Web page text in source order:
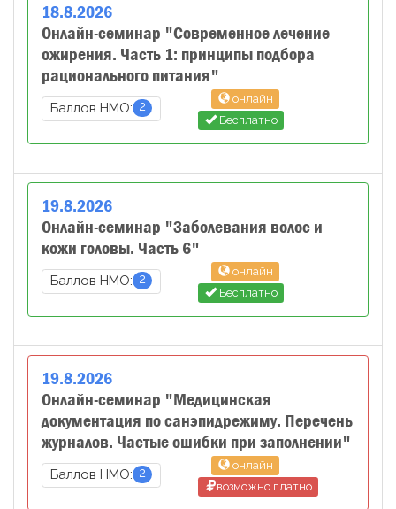
18.8.2026
Онлайн-семинар "Современное лечение
ожирения. Часть 1: принципы подбора
рационального питания"
Баллов НМО: 2
онлайн
Бесплатно
19.8.2026
Онлайн-семинар "Заболевания волос и
кожи головы. Часть 6"
Баллов НМО: 2
онлайн
Бесплатно
19.8.2026
Онлайн-семинар "Медицинская
документация по санэпидрежиму. Перечень
журналов. Частые ошибки при заполнении"
Баллов НМО: 2
онлайн
возможно платно